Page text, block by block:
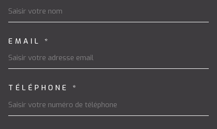
EMAIL *
TÉLÉPHONE *